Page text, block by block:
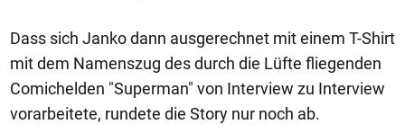
Dass sich Janko dann ausgerechnet mit einem T-Shirt
mit dem Namenszug des durch die Lüfte fliegenden
Comichelden "Superman" von Interview zu Interview
vorarbeitete, rundete die Story nur noch ab.